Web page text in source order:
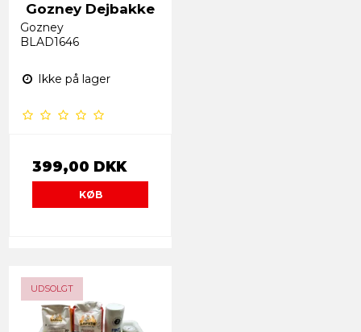
Gozney Dejbakke
Gozney
BLAD1646
Ikke på lager
399,00 DKK
KØB
TILBUD
UDSOLGT